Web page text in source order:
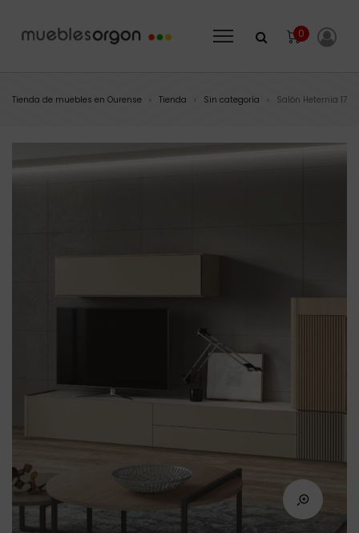
0
Tienda de muebles en Ourense > Tienda > Sin categoría > Salón Heternia 17